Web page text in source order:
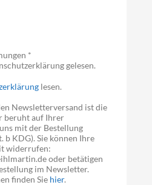
*
gelesen.
lesen.
Newsletterversand ist die
beruht auf Ihrer
mit der Bestellung
b KDG). Sie können Ihre
widerrufen:
oder betätigen
im Newsletter.
finden Sie hier.